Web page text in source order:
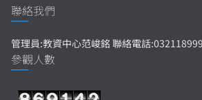
聯絡我們
管理員:教資中心范峻銘 聯絡電話
參觀人數